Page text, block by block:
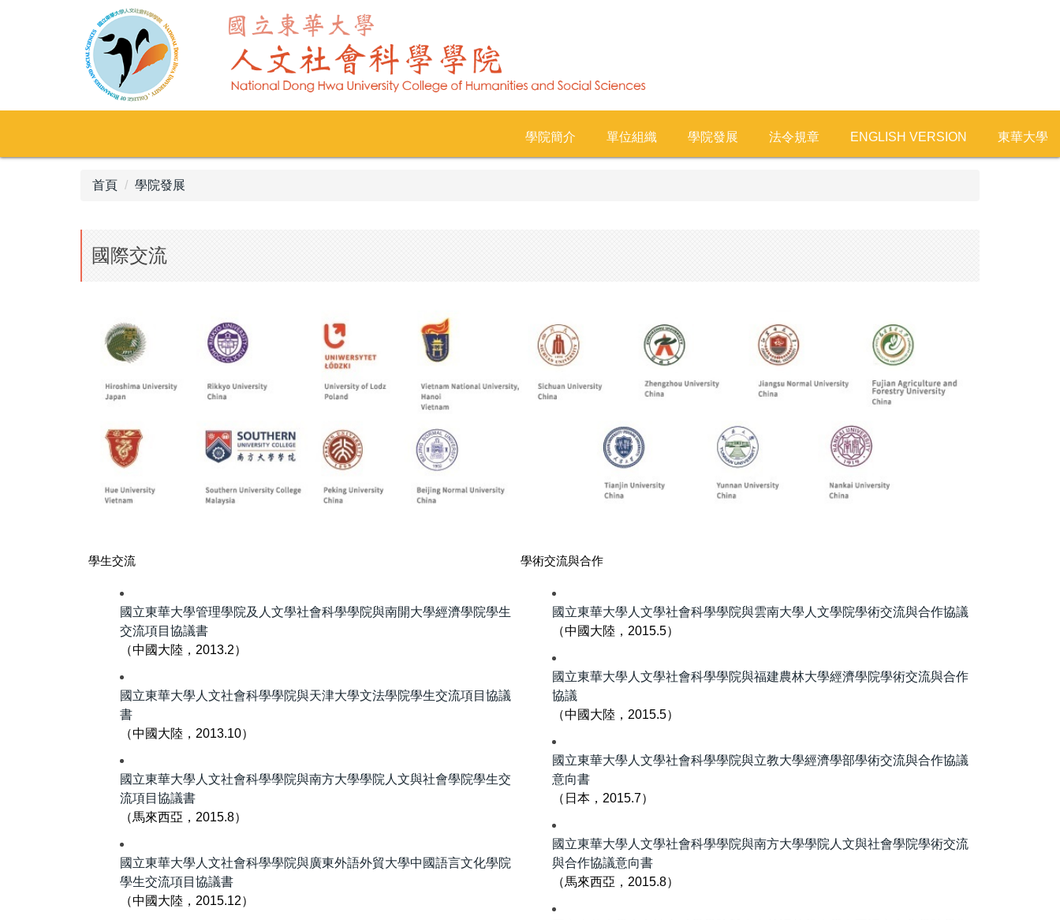
學院簡介
單位組織 學院發展 法令規章 ENGLISH VERSION 東華大學
首頁 學院發展
國際交流
學生交流
國立東華大學管理學院及人文學社會科學學院與南開大學經濟學院學生
交流項目協議書
（中國大陸，2013.2）
國立東華大學人文社會科學學院與天津大學文法學院學生交流項目協議
書
（中國大陸，2013.10）
國立東華大學人文社會科學學院與南方大學學院人文與社會學院學生交
流項目協議書
（馬來西亞，2015.8）
國立東華大學人文社會科學學院與廣東外語外貿大學中國語言文化學院
學生交流項目協議書
（中國大陸，2015.12）
學術交流與合作
國立東華大學人文學社會科學學院與雲南大學人文學院學術交流與合作協議
（中國大陸，2015.5）
國立東華大學人文學社會科學學院與福建農林大學經濟學院學術交流與合作
協議
（中國大陸，2015.5）
國立東華大學人文學社會科學學院與立教大學經濟學部學術交流與合作協議
意向書
（日本，2015.7）
國立東華大學人文學社會科學學院與南方大學學院人文與社會學院學術交流
與合作協議意向書
（馬來西亞，2015.8）